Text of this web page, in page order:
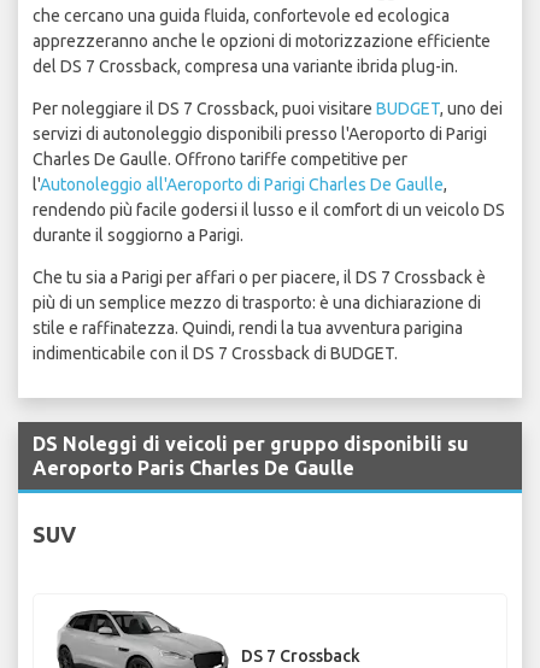
che cercano una guida fluida, confortevole ed ecologica
apprezzeranno anche le opzioni di motorizzazione efficiente
del DS 7 Crossback, compresa una variante ibrida plug-in.
Per noleggiare il DS 7 Crossback, puoi visitare BUDGET, uno dei
servizi di autonoleggio disponibili presso l'Aeroporto di Parigi
Charles De Gaulle. Offrono tariffe competitive per
l'Autonoleggio all'Aeroporto di Parigi Charles De Gaulle,
rendendo più facile godersi il lusso e il comfort di un veicolo DS
durante il soggiorno a Parigi.
Che tu sia a Parigi per affari o per piacere, il DS 7 Crossback è
più di un semplice mezzo di trasporto: è una dichiarazione di
stile e raffinatezza. Quindi, rendi la tua avventura parigina
indimenticabile con il DS 7 Crossback di BUDGET.
DS Noleggi di veicoli per gruppo disponibili su
Aeroporto Paris Charles De Gaulle
SUV
DS 7 Crossback